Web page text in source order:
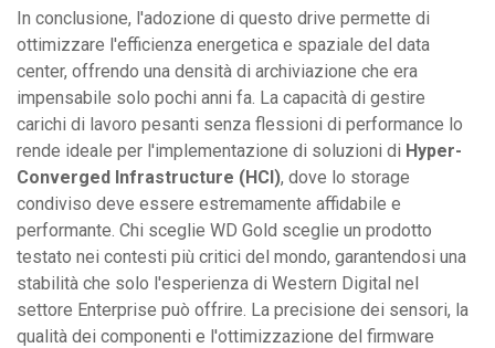
In conclusione, l'adozione di questo drive permette di
ottimizzare l'efficienza energetica e spaziale del data
center, offrendo una densità di archiviazione che era
impensabile solo pochi anni fa. La capacità di gestire
carichi di lavoro pesanti senza flessioni di performance lo
rende ideale per l'implementazione di soluzioni di Hyper-
Converged Infrastructure (HCI), dove lo storage
condiviso deve essere estremamente affidabile e
performante. Chi sceglie WD Gold sceglie un prodotto
testato nei contesti più critici del mondo, garantendosi una
stabilità che solo l'esperienza di Western Digital nel
settore Enterprise può offrire. La precisione dei sensori, la
qualità dei componenti e l'ottimizzazione del firmware